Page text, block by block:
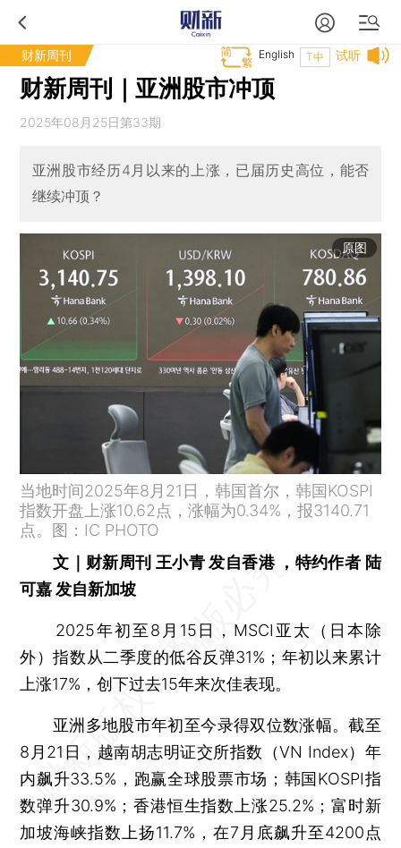
财新周刊 试听
T中
English
财新周刊｜亚洲股市冲顶
2025年08月25日第33期
亚洲股市经历4月以来的上涨，已届历史高位，能否
继续冲顶？
原图
当地时间2025年8月21日，韩国首尔，韩国KOSPI
指数开盘上涨10.62点，涨幅为0.34%，报3140.71
点。图：IC PHOTO
文｜财新周刊 王小青 发自香港 ，特约作者 陆
可嘉 发自新加坡
2025年初至8月15日，MSCI亚太（日本除
外）指数从二季度的低谷反弹31%；年初以来累计
上涨17%，创下过去15年来次佳表现。
亚洲多地股市年初至今录得双位数涨幅。截至
8月21日，越南胡志明证交所指数（VN Index）年
内飙升33.5%，跑赢全球股票市场；韩国KOSPI指
数弹升30.9%；香港恒生指数上涨25.2%；富时新
加坡海峡指数上扬11.7%，在7月底飙升至4200点